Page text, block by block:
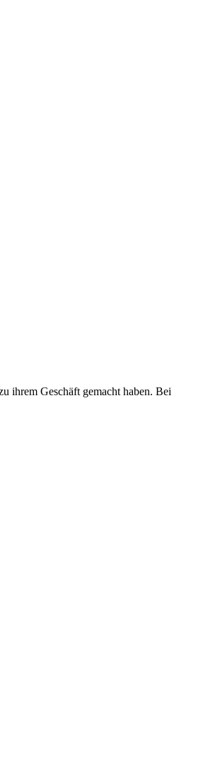
ihrem Geschäft gemacht haben. Bei